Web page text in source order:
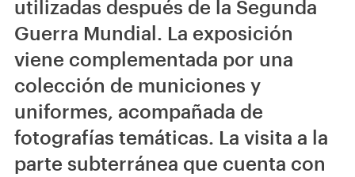
utilizadas después de la Segunda
Guerra Mundial. La exposición
viene complementada por una
colección de municiones y
uniformes, acompañada de
fotografías temáticas. La visita a la
parte subterránea que cuenta con